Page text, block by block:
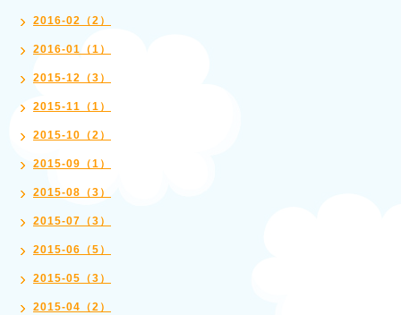
2016-02（2）
2016-01（1）
2015-12（3）
2015-11（1）
2015-10（2）
2015-09（1）
2015-08（3）
2015-07（3）
2015-06（5）
2015-05（3）
2015-04（2）